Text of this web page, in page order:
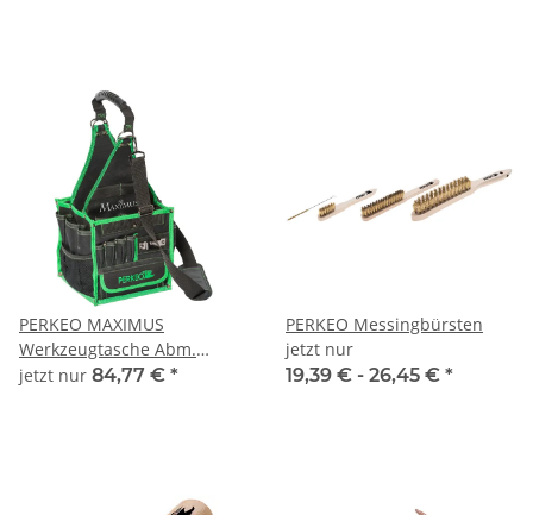
PERKEO MAXIMUS
Werkzeugtasche Abm.
500x240x240 mm - 466/16
jetzt nur 84,77 € *
PERKEO Messingbürsten
jetzt nur
19,39 € - 26,45 € *